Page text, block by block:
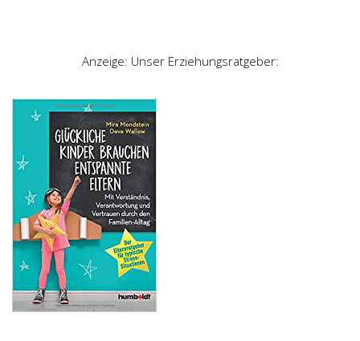
Anzeige: Unser Erziehungsratgeber: